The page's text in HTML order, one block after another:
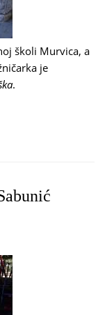
školi Murvica, a
je
.